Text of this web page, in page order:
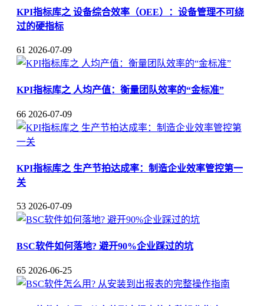
KPI指标库之 设备综合效率（OEE）：设备管理不可绕
过的硬指标
61 2026-07-09
KPI指标库之 人均产值：衡量团队效率的“金标准”
66 2026-07-09
KPI指标库之 生产节拍达成率：制造企业效率管控第一
关
53 2026-07-09
BSC软件如何落地? 避开90%企业踩过的坑
65 2026-06-25